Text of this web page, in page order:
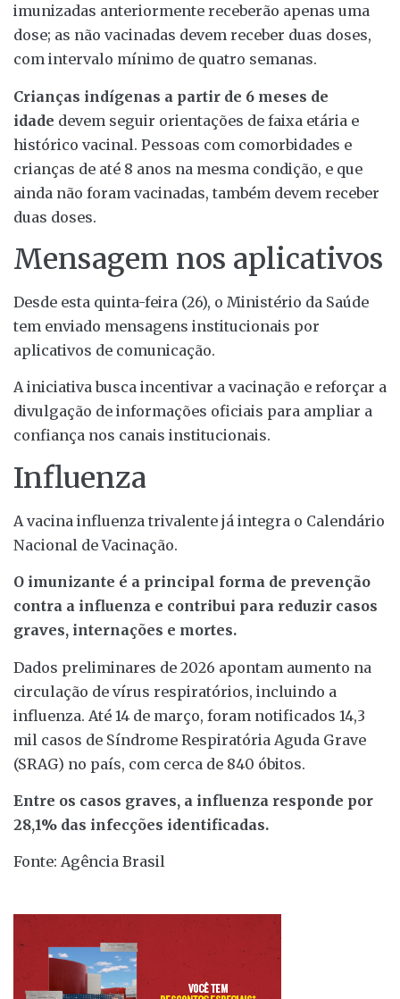
imunizadas anteriormente receberão apenas uma
dose; as não vacinadas devem receber duas doses,
com intervalo mínimo de quatro semanas.
Crianças indígenas a partir de 6 meses de
idade devem seguir orientações de faixa etária e
histórico vacinal. Pessoas com comorbidades e
crianças de até 8 anos na mesma condição, e que
ainda não foram vacinadas, também devem receber
duas doses.
Mensagem nos aplicativos
Desde esta quinta-feira (26), o Ministério da Saúde
tem enviado mensagens institucionais por
aplicativos de comunicação.
A iniciativa busca incentivar a vacinação e reforçar a
divulgação de informações oficiais para ampliar a
confiança nos canais institucionais.
Influenza
A vacina influenza trivalente já integra o Calendário
Nacional de Vacinação.
O imunizante é a principal forma de prevenção
contra a influenza e contribui para reduzir casos
graves, internações e mortes.
Dados preliminares de 2026 apontam aumento na
circulação de vírus respiratórios, incluindo a
influenza. Até 14 de março, foram notificados 14,3
mil casos de Síndrome Respiratória Aguda Grave
(SRAG) no país, com cerca de 840 óbitos.
Entre os casos graves, a influenza responde por
28,1% das infecções identificadas.
Fonte: Agência Brasil